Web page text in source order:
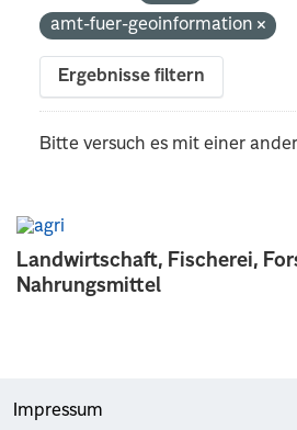
Landwirtschaft, Fischerei,
Nahrungsmittel
amt-fuer-geoinformation
Ergebnisse filtern
Bitte versuch es mit einer
Impressum